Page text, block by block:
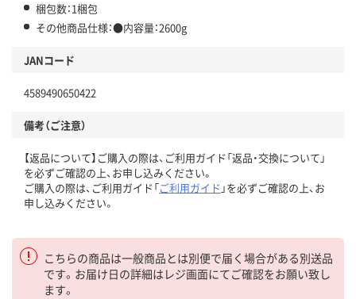
梱包数：1梱包
その他商品仕様：●内容量：2600g
JANコード
4589490650422
備考（ご注意）
【返品について】ご購入の際は、ご利用ガイド「返品・交換について」
を必ずご確認の上、お申し込みください。
ご購入の際は、ご利用ガイド「ご利用ガイド 」を必ずご確認の上、お
申し込みください。
こちらの商品は一般商品とは別便で届く場合がある別送品
です。お届け日の詳細はレジ画面にてご確認をお願い致し
ます。